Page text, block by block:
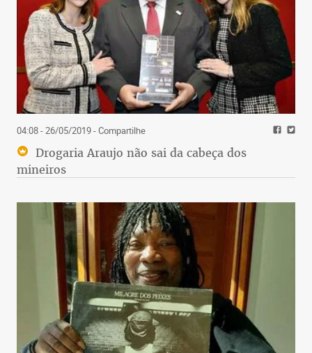
04:08 - 26/05/2019- Compartilhe
Drogaria Araujo não sai da cabeça dos
mineiros